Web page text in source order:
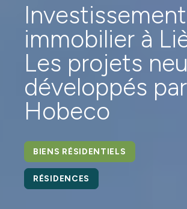
Investissement
immobilier à
Les projets
développés par
Hobeco
BIENS RÉSIDENTIELS
RÉSIDENCES